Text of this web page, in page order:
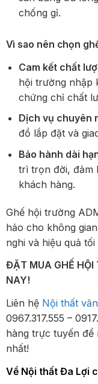
chống gỉ.
Vì sao nên chọn
Cam kết chất
hội trường nhập
chứng chỉ chất
Dịch vụ chuyên
đồ lắp đặt và
Bảo hành dài
trì trọn đời, đảm
khách hàng.
Ghế hội trường
hảo cho không
nghi và hiệu quả
ĐẶT MUA GHẾ HỘI
NAY!
Liên hệ Nội thất
0967.317.555 –
hàng trực tuyến để
nhất!
Về Nội thất Đa Lợi